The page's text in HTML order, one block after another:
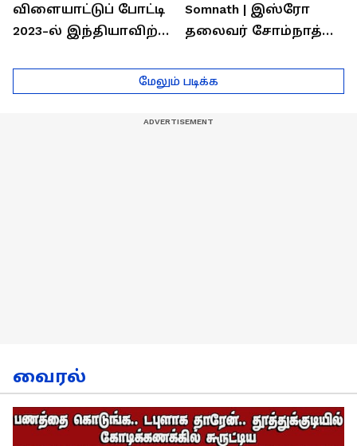
விளையாட்டுப் போட்டி
2023-ல் இந்தியாவிற்கு
வீரர்களுடன்
நேர்காணல்!
Somnath | இஸ்ரோ
தலைவர் சோம்நாத்
நேர்காணல்! | Podcast
மேலும் படிக்க
வைரல்